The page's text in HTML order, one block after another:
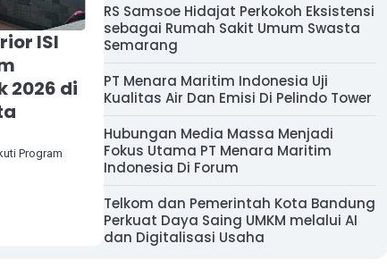
ISI
2026 di
Program
RS Samsoe Hidajat Perkokoh Eksistensi
sebagai Rumah Sakit Umum Swasta
Semarang
PT Menara Maritim Indonesia Uji
Kualitas Air Dan Emisi Di Pelindo Tower
Hubungan Media Massa Menjadi
Fokus Utama PT Menara Maritim
Indonesia Di Forum
Telkom dan Pemerintah Kota Bandung
Perkuat Daya Saing UMKM melalui AI
dan Digitalisasi Usaha